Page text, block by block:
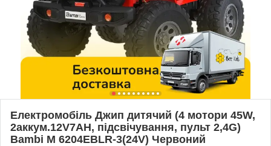
Електромобіль Джип дитячий (4 мотори 45W,
2аккум.12V7AH, підсвічування, пульт 2,4G)
Bambi M 6204EBLR-3(24V) Червоний